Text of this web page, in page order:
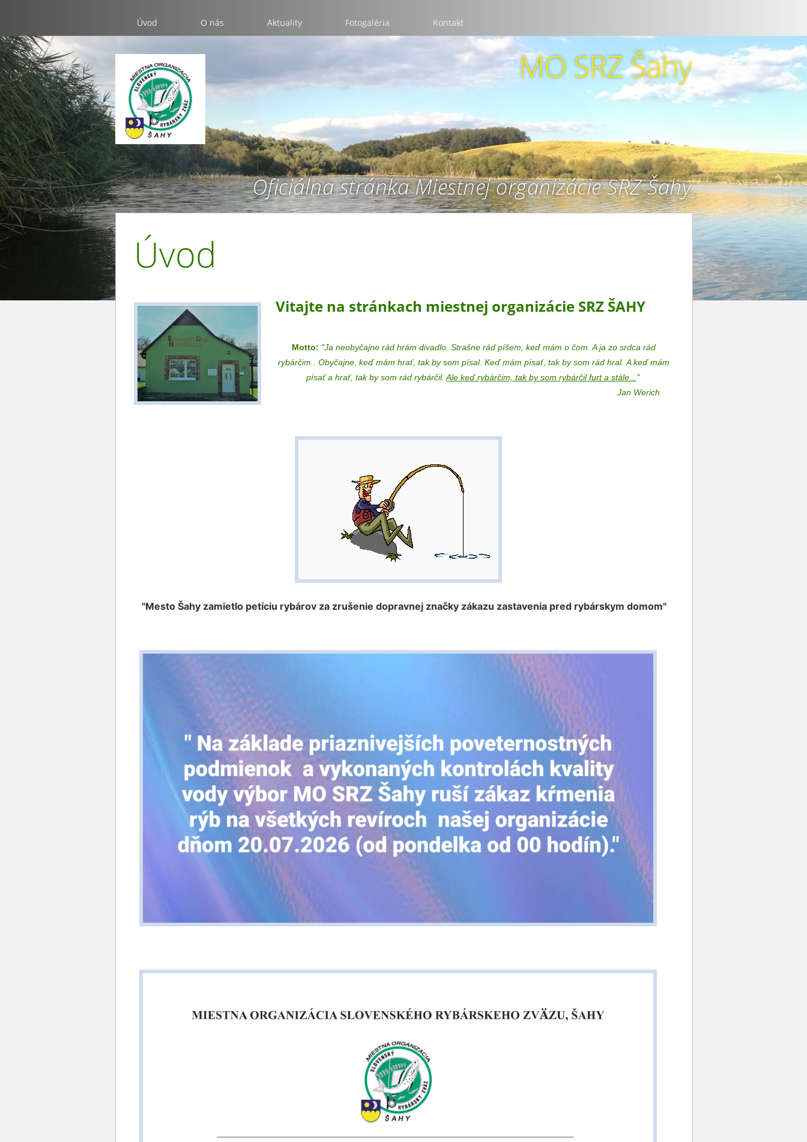
Úvod O nás Aktuality Fotogaléria Kontakt
MO SRZ Šahy
Oficiálna stránka Miestnej organizácie SRZ Šahy
Úvod
Vitajte na stránkach miestnej organizácie SRZ ŠAHY
Motto: "Ja neobyčajne rád hrám divadlo. Strašne rád píšem, keď mám o čom. A ja zo srdca rád
rybárčim.. Obyčajne, keď mám hrať, tak by som písal. Keď mám písať, tak by som rád hral. A keď mám
písať a hrať, tak by som rád rybárčil. Ale keď rybárčim, tak by som rybárčil furt a stále... "
Jan Werich
"Mesto Šahy zamietlo petíciu rybárov za zrušenie dopravnej značky zákazu zastavenia pred rybárskym domom"